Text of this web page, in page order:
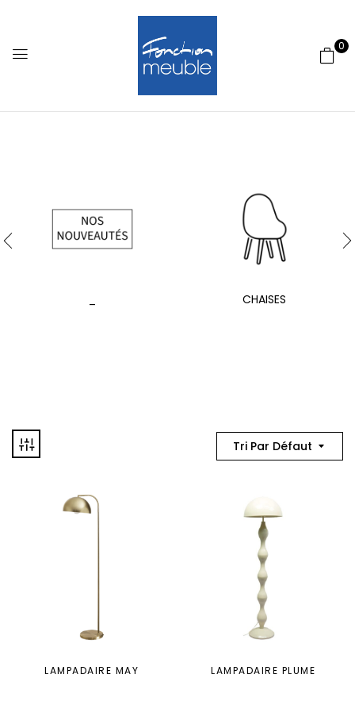
0
CHAISES
Tri Par Défaut
LAMPADAIRE MAY LAMPADAIRE PLUME